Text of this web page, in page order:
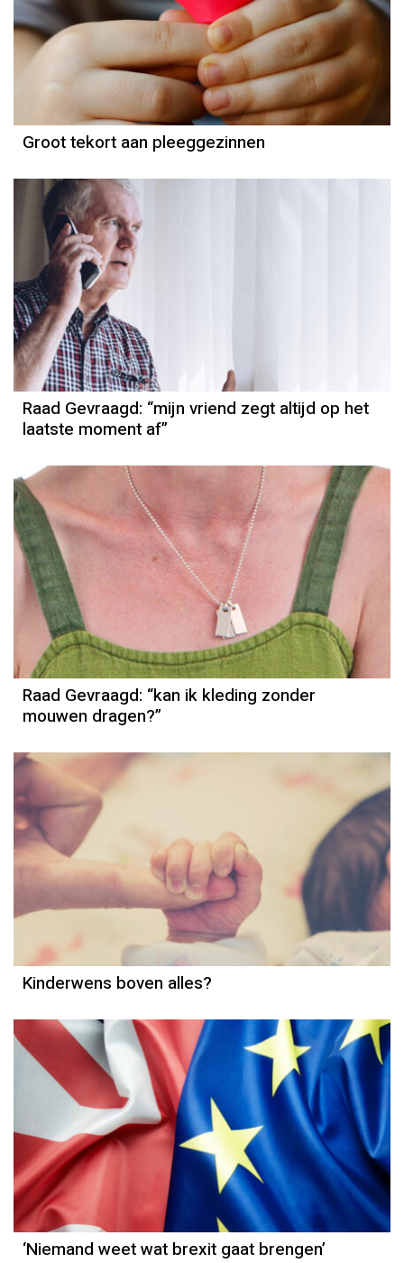
Groot tekort aan pleeggezinnen
Raad Gevraagd: “mijn vriend zegt altijd op het
laatste moment af”
Raad Gevraagd: “kan ik kleding zonder
mouwen dragen?”
Kinderwens boven alles?
‘Niemand weet wat brexit gaat brengen’